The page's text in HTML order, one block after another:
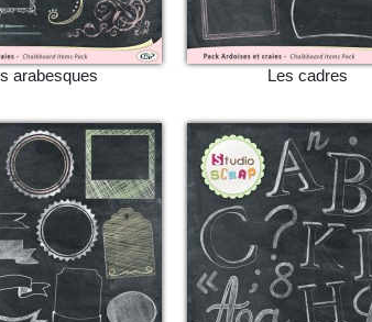
arabesques Les cadres